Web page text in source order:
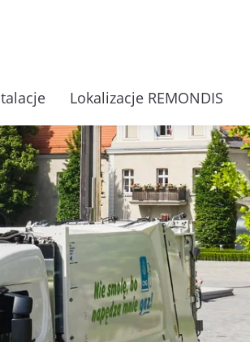
Lokalizacje REMONDIS